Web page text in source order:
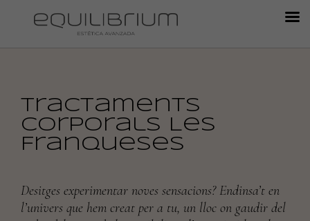
Tractaments
corporals Les
Franqueses
Desitges experimentar noves sensacions? Endinsa’t en
l’univers que hem creat per a tu, un lloc on gaudir del